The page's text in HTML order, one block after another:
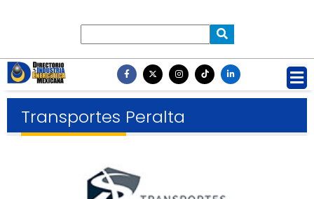
Transportes Peralta